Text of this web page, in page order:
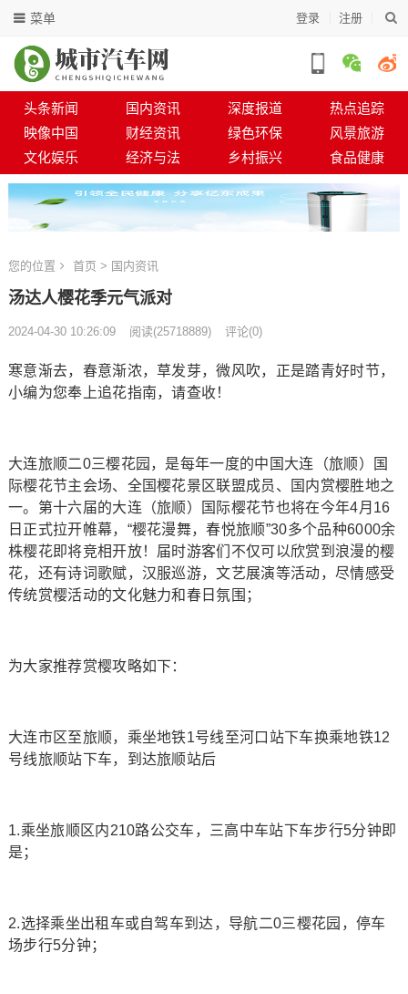
登录 注册
菜单
头条新闻 国内资讯 深度报道
热点追踪
映像中国
财经资讯 绿色环保
风景旅游
文化娱乐
经济与法 乡村振兴 食品健康
您的位置 首页 > 国内资讯
汤达人樱花季元气派对
2024-04-30 10:26:09 阅读(25718889) 评论(0)
寒意渐去，春意渐浓，草发芽，微风吹，正是踏青好时节，
小编为您奉上追花指南，请查收！
大连旅顺二0三樱花园，是每年一度的中国大连（旅顺）国
际樱花节主会场、全国樱花景区联盟成员、国内赏樱胜地之
一。第十六届的大连（旅顺）国际樱花节也将在今年4月16
日正式拉开帷幕，“樱花漫舞，春悦旅顺”30多个品种6000余
株樱花即将竞相开放！届时游客们不仅可以欣赏到浪漫的樱
花，还有诗词歌赋，汉服巡游，文艺展演等活动，尽情感受
传统赏樱活动的文化魅力和春日氛围；
为大家推荐赏樱攻略如下：
大连市区至旅顺，乘坐地铁1号线至河口站下车换乘地铁12
号线旅顺站下车，到达旅顺站后
1.乘坐旅顺区内210路公交车，三高中车站下车步行5分钟即
是；
2.选择乘坐出租车或自驾车到达，导航二0三樱花园，停车
场步行5分钟；